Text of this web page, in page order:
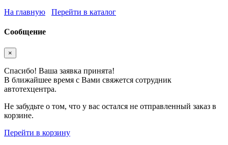
На главную
Перейти в каталог
Сообщение
×
Спасибо! Ваша заявка принята!
В ближайшее время с Вами свяжется сотрудник
автотехцентра.
Не забудьте о том, что у вас остался не отправленный заказ в
корзине.
Перейти в корзину